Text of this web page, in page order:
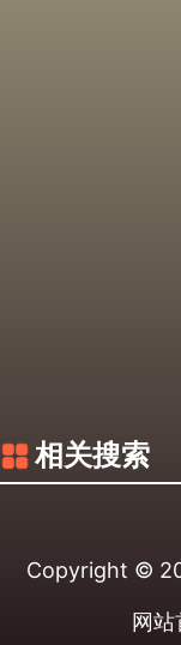
相关搜索
Copyright ©
网